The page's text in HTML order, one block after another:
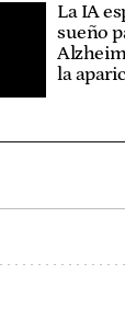
La IA
sueño
la